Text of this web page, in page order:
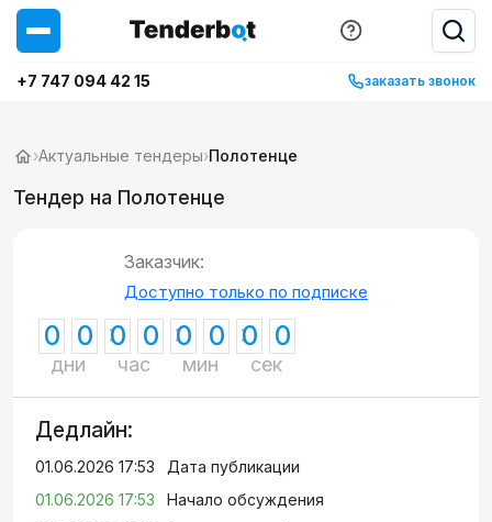
+7 747 094 42 15 заказать звонок
›Актуальные тендеры›Полотенце
Тендер на Полотенце
Заказчик:
Доступно только по подписке
0 0
дни
0 0
час
0 0
мин
0 0
сек
Дедлайн:
01.06.2026 17:53
Дата публикации
01.06.2026 17:53
Начало обсуждения